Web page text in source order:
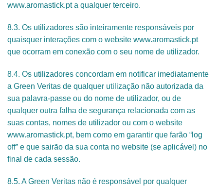
www.aromastick.pt a qualquer terceiro.
8.3. Os utilizadores são inteiramente responsáveis por
quaisquer interações com o website www.aromastick.pt
que ocorram em conexão com o seu nome de utilizador.
8.4. Os utilizadores concordam em notificar imediatamente
a Green Veritas de qualquer utilização não autorizada da
sua palavra-passe ou do nome de utilizador, ou de
qualquer outra falha de segurança relacionada com as
suas contas, nomes de utilizador ou com o website
www.aromastick.pt, bem como em garantir que farão “log
off” e que sairão da sua conta no website (se aplicável) no
final de cada sessão.
8.5. A Green Veritas não é responsável por qualquer